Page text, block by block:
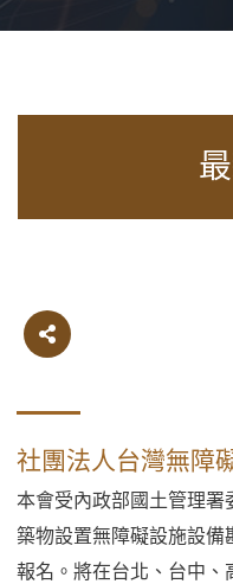
社團法人台灣無障
本會受內政部國土管理
築物設置無障礙設施設備
報名。將在台北、台中、